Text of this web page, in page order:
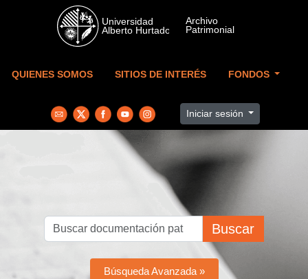
Skip to main content
QUIENES SOMOS SITIOS DE INTERÉS FONDOS
Iniciar sesión
Buscar
Búsqueda Avanzada »